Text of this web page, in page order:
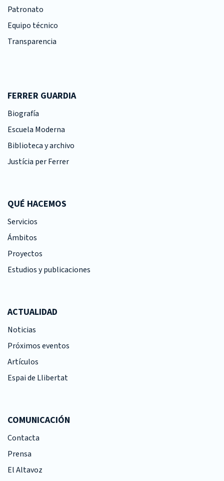
Patronato
Equipo técnico
Transparencia
FERRER GUARDIA
Biografía
Escuela Moderna
Biblioteca y archivo
Justícia per Ferrer
QUÉ HACEMOS
Servicios
Ámbitos
Proyectos
Estudios y publicaciones
ACTUALIDAD
Noticias
Próximos eventos
Artículos
Espai de Llibertat
COMUNICACIÓN
Contacta
Prensa
El Altavoz